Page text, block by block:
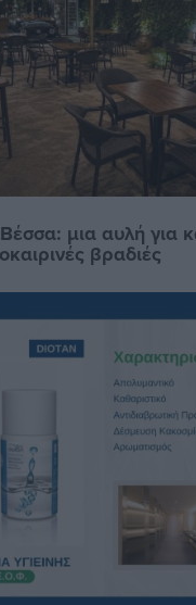
μια αυλή για
βραδιές